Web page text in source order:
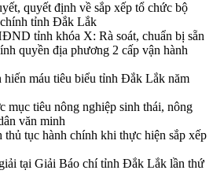
quyết định về sắp xếp tổ chức bộ
tỉnh Đắk Lắk
tỉnh khóa X: Rà soát, chuẩn bị sẵn
quyền địa phương 2 cấp vận hành
hiến máu tiêu biểu tỉnh Đắk Lắk năm
mục tiêu nông nghiệp sinh thái, nông
văn minh
thủ tục hành chính khi thực hiện sắp xếp
tại Giải Báo chí tỉnh Đắk Lắk lần thứ